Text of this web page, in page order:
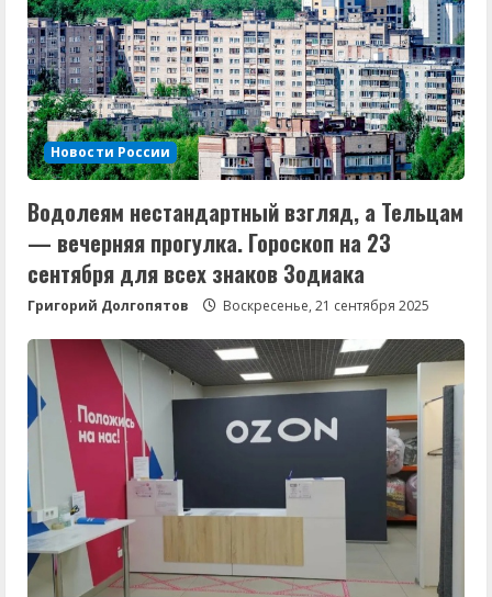
Новости России
Водолеям нестандартный взгляд, а Тельцам
— вечерняя прогулка. Гороскоп на 23
сентября для всех знаков Зодиака
Григорий Долгопятов Воскресенье, 21 сентября 2025